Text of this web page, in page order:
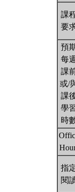
課
要
預
每週
課
或/
課
學
時
指
閱